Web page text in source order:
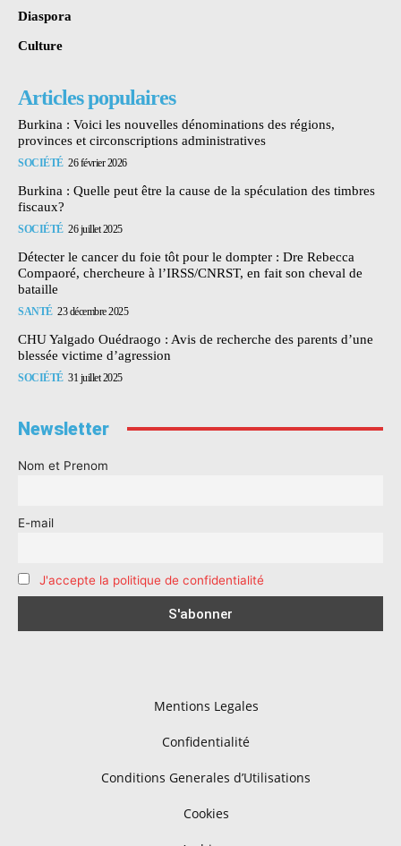
Diaspora
Culture
Articles populaires
Burkina : Voici les nouvelles dénominations des régions,
provinces et circonscriptions administratives
SOCIÉTÉ 26 février 2026
Burkina : Quelle peut être la cause de la spéculation des timbres
fiscaux?
SOCIÉTÉ 26 juillet 2025
Détecter le cancer du foie tôt pour le dompter : Dre Rebecca
Compaoré, chercheure à l’IRSS/CNRST, en fait son cheval de
bataille
SANTÉ 23 décembre 2025
CHU Yalgado Ouédraogo : Avis de recherche des parents d’une
blessée victime d’agression
SOCIÉTÉ 31 juillet 2025
Newsletter
Nom et Prenom
E-mail
J'accepte la politique de confidentialité
Mentions Legales
Confidentialité
Conditions Generales d’Utilisations
Cookies